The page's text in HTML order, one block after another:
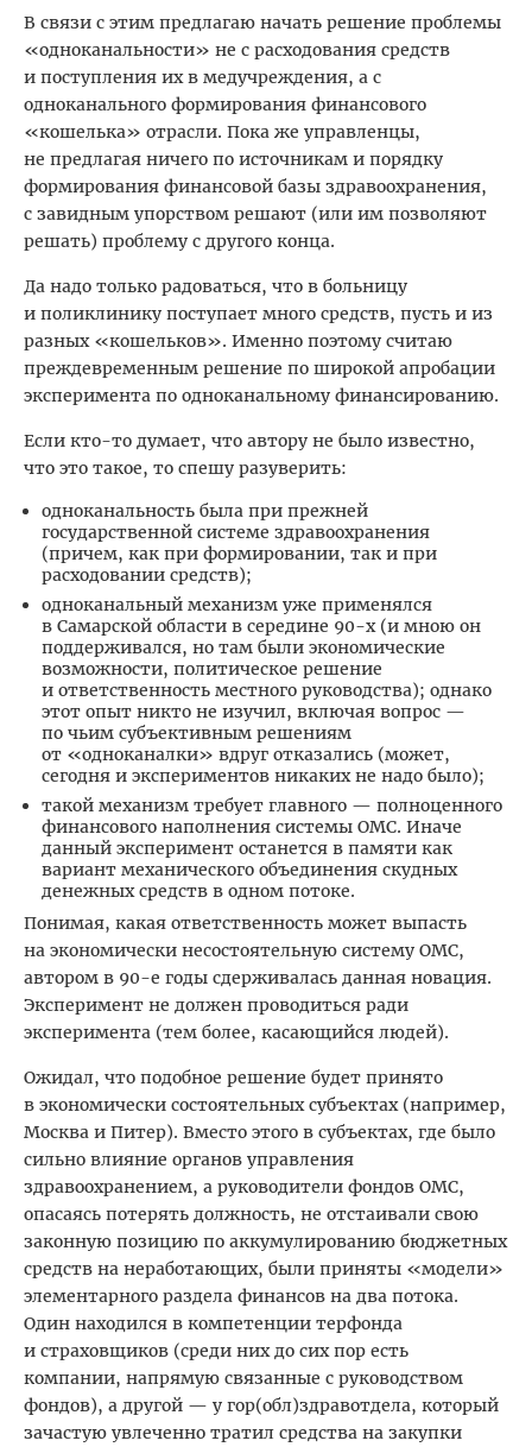
В связи с этим предлагаю начать решение проблемы
«одноканальности» не с расходования средств
и поступления их в медучреждения, а с
одноканального формирования финансового
«кошелька» отрасли. Пока же управленцы,
не предлагая ничего по источникам и порядку
формирования финансовой базы здравоохранения,
с завидным упорством решают (или им позволяют
решать) проблему с другого конца.
Да надо только радоваться, что в больницу
и поликлинику поступает много средств, пусть и из
разных «кошельков». Именно поэтому считаю
преждевременным решение по широкой апробации
эксперимента по одноканальному финансированию.
Если кто-то думает, что автору не было известно,
что это такое, то спешу разуверить:
одноканальность была при прежней
государственной системе здравоохранения
(причем, как при формировании, так и при
расходовании средств);
одноканальный механизм уже применялся
в Самарской области в середине 90-х (и мною он
поддерживался, но там были экономические
возможности, политическое решение
и ответственность местного руководства); однако
этот опыт никто не изучил, включая вопрос —
по чьим субъективным решениям
от «одноканалки» вдруг отказались (может,
сегодня и экспериментов никаких не надо было);
такой механизм требует главного — полноценного
финансового наполнения системы ОМС. Иначе
данный эксперимент останется в памяти как
вариант механического объединения скудных
денежных средств в одном потоке.
Понимая, какая ответственность может выпасть
на экономически несостоятельную систему ОМС,
автором в 90-е годы сдерживалась данная новация.
Эксперимент не должен проводиться ради
эксперимента (тем более, касающийся людей).
Ожидал, что подобное решение будет принято
в экономически состоятельных субъектах (например,
Москва и Питер). Вместо этого в субъектах, где было
сильно влияние органов управления
здравоохранением, а руководители фондов ОМС,
опасаясь потерять должность, не отстаивали свою
законную позицию по аккумулированию бюджетных
средств на неработающих, были приняты «модели»
элементарного раздела финансов на два потока.
Один находился в компетенции терфонда
и страховщиков (среди них до сих пор есть
компании, напрямую связанные с руководством
фондов), а другой — у гор(обл)здравотдела, который
зачастую увлеченно тратил средства на закупки